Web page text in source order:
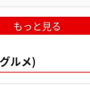
もっと見る
ルメ)